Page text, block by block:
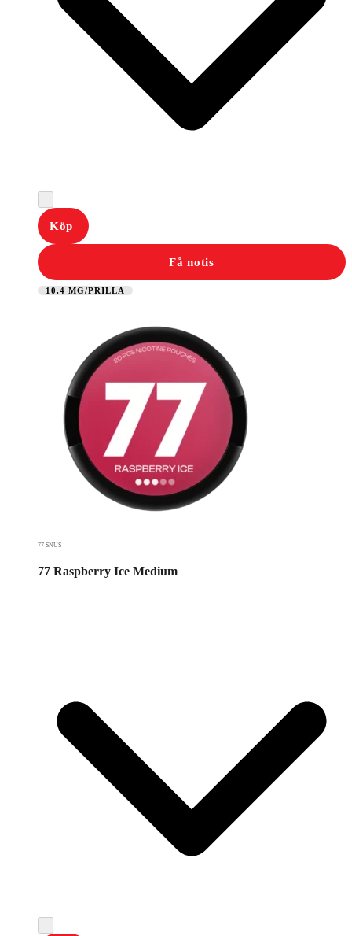
Köp
Få notis
10.4 MG/PRILLA
77 SNUS
77 Raspberry Ice Medium